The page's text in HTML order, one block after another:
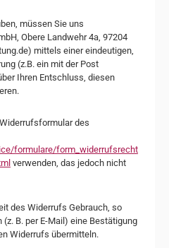
müssen Sie uns
Obere Landwehr 4a, 97204
mittels einer eindeutigen,
(z.B. ein mit der Post
Ihren Entschluss, diesen
des
formulare/form_widerrufsrecht
verwenden, das jedoch nicht
des Widerrufs Gebrauch, so
B. per E-Mail) eine Bestätigung
Widerrufs übermitteln.